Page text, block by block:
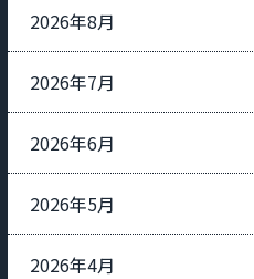
2026年8月
2026年7月
2026年6月
2026年5月
2026年4月